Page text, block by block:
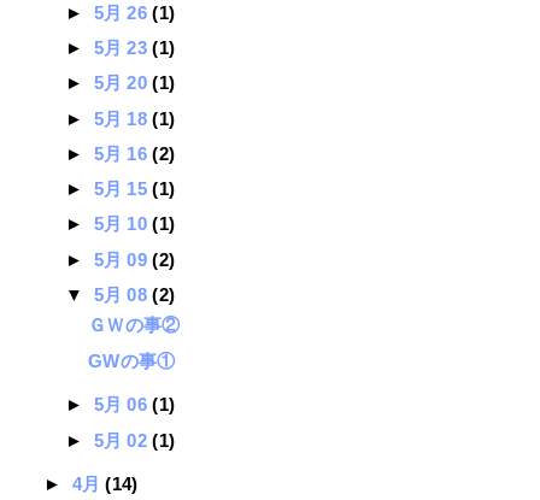
► 5月 26(1)
► 5月 23(1)
► 5月 20(1)
► 5月 18(1)
► 5月 16(2)
► 5月 15(1)
► 5月 10(1)
► 5月 09(2)
▼ 5月 08(2)
ＧＷの事②
GWの事①
► 5月 06(1)
► 5月 02(1)
► 4月(14)